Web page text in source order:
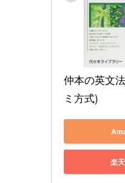
仲本の英文
ミ方式)
楽